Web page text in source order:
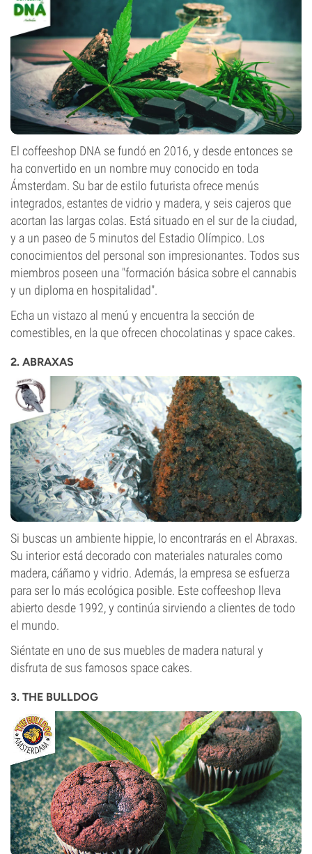
El coffeeshop DNA se fundó en 2016, y desde entonces se
ha convertido en un nombre muy conocido en toda
Ámsterdam. Su bar de estilo futurista ofrece menús
integrados, estantes de vidrio y madera, y seis cajeros que
acortan las largas colas. Está situado en el sur de la ciudad,
y a un paseo de 5 minutos del Estadio Olímpico. Los
conocimientos del personal son impresionantes. Todos sus
miembros poseen una "formación básica sobre el cannabis
y un diploma en hospitalidad".
Echa un vistazo al menú y encuentra la sección de
comestibles, en la que ofrecen chocolatinas y space cakes.
2. ABRAXAS
Si buscas un ambiente hippie, lo encontrarás en el Abraxas.
Su interior está decorado con materiales naturales como
madera, cáñamo y vidrio. Además, la empresa se esfuerza
para ser lo más ecológica posible. Este coffeeshop lleva
abierto desde 1992, y continúa sirviendo a clientes de todo
el mundo.
Siéntate en uno de sus muebles de madera natural y
disfruta de sus famosos space cakes.
3. THE BULLDOG